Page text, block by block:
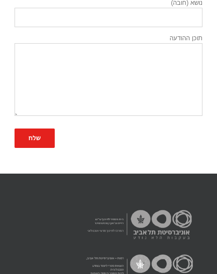
נושא (חובה)
תוכן ההודעה